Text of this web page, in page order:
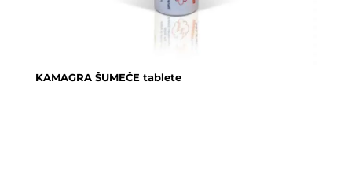
KAMAGRA ŠUMEČE tablete